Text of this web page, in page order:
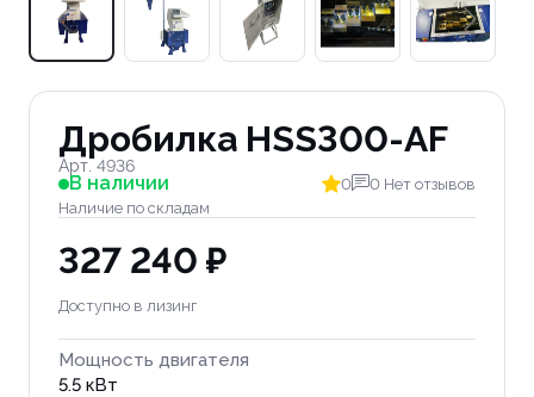
Дробилка HSS300-AF
Арт. 4936
В наличии
Наличие по складам
0 0 Нет отзывов
327 240 ₽
Доступно в лизинг
Мощность двигателя
5.5 кВт